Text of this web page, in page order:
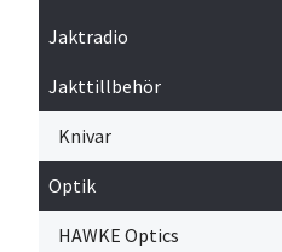
Jaktradio
Jakttillbehör
Knivar
Optik
HAWKE Optics